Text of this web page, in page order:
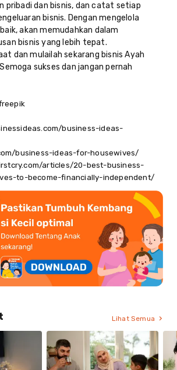
pribadi dan bisnis, dan catat setiap
bisnis. Dengan mengelola
akan memudahkan dalam
bisnis yang lebih tepat.
dan mulailah sekarang bisnis Ayah
sukses dan jangan pernah
business-ideas-
business-ideas-for-housewives/
articles/20-best-business-
to-become-financially-independent/
Lihat Semua